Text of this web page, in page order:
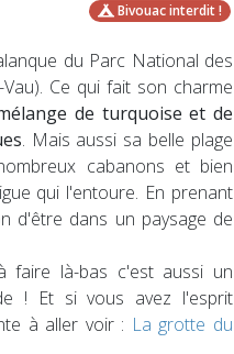
Bivouac interdit !
du Parc National des
Ce qui fait son charme
de turquoise et de
. Mais aussi sa belle plage
cabanons et bien
qui l'entoure. En prenant
d'être dans un paysage de
faire là-bas c'est aussi un
! Et si vous avez l'esprit
à aller voir : La grotte du